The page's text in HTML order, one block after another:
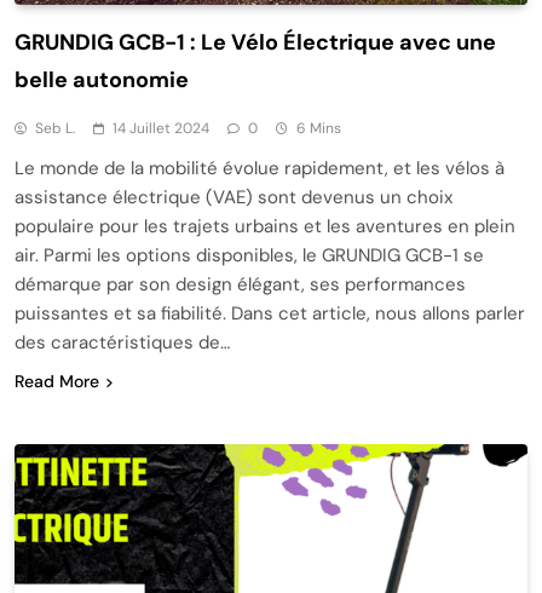
GRUNDIG GCB-1 : Le Vélo Électrique avec une
belle autonomie
Seb L. 14 Juillet 2024 0 6 Mins
Le monde de la mobilité évolue rapidement, et les vélos à
assistance électrique (VAE) sont devenus un choix
populaire pour les trajets urbains et les aventures en plein
air. Parmi les options disponibles, le GRUNDIG GCB-1 se
démarque par son design élégant, ses performances
puissantes et sa fiabilité. Dans cet article, nous allons parler
des caractéristiques de…
Read More